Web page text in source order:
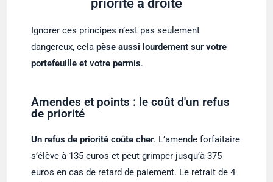
priorité à droite
Ignorer ces principes n’est pas seulement
dangereux, celapèse aussi lourdement sur votre
portefeuille et votre permis.
Amendes et points : le coût d'un refus
de priorité
Un refus de priorité coûte cher. L’amende forfaitaire
s’élève à 135 euros et peut grimper jusqu’à 375
euros en cas de retard de paiement. Le retrait de 4